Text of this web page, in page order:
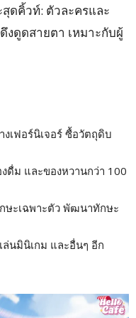
ดคิ้วท์: ตัวละครและ
งดูดสายตา เหมาะกับผู้
เฟอร์นิเจอร์ ซื้อวัตถุดิบ
ดื่ม และของหวานกว่า 100
ษะเฉพาะตัว พัฒนาทักษะ
ล่นมินิเกม และอื่นๆ อีก